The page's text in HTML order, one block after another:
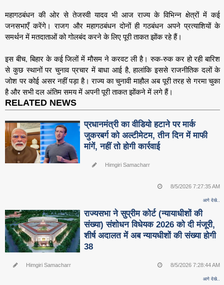
महागठबंधन की ओर से तेजस्वी यादव भी आज राज्य के विभिन्न क्षेत्रों में कई
जनसभाएँ करेंगे। राजग और महागठबंधन दोनों ही गठबंधन अपने प्रत्याशियों के
समर्थन में मतदाताओं को गोलबंद करने के लिए पूरी ताकत झोंक रहे हैं।
इस बीच, बिहार के कई जिलों में मौसम ने करवट ली है। रुक-रुक कर हो रही बारिश
से कुछ स्थानों पर चुनाव प्रचार में बाधा आई है, हालांकि इससे राजनीतिक दलों के
जोश पर कोई असर नहीं पड़ा है। राज्य का चुनावी माहौल अब पूरी तरह से गरमा चुका
है और सभी दल अंतिम समय में अपनी पूरी ताकत झोंकने में लगे हैं।
RELATED NEWS
प्रधानमंत्री का वीडियो हटाने पर मार्क
जुकरबर्ग को अल्टीमेटम, तीन दिन में माफी
मांगें, नहीं तो होगी कार्रवाई
Himgiri Samacharr
8/5/2026 7:27:35 AM
आगे देखे..
राज्यसभा ने सुप्रीम कोर्ट (न्यायाधीशों की
संख्या) संशोधन विधेयक 2026 को दी मंजूरी,
शीर्ष अदालत में अब न्यायधीशों की संख्या होगी
38
Himgiri Samacharr 8/5/2026 7:28:44 AM
आगे देखे..